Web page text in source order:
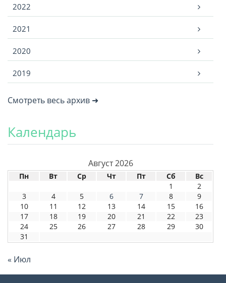
2022
2021
2020
2019
Смотреть весь архив ➜
Календарь
Август 2026
Пн Вт Ср Чт Пт Сб
Вс
1
2
3
4 5 6 7 8
9
10
11 12 13 14 15
16
17
18 19 20 21 22
23
24
25 26 27 28 29
30
31
« Июл